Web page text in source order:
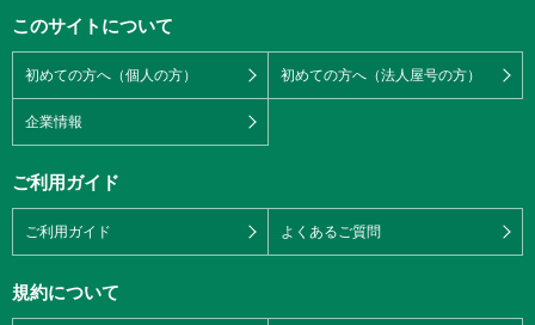
このサイトについて
初めての方へ（個人の方） 初めての方へ（法人屋号の方）
企業情報
ご利用ガイド
ご利用ガイド よくあるご質問
規約について